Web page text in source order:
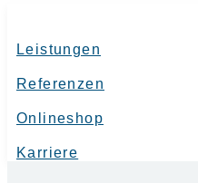
Leistungen
Referenzen
Onlineshop
Karriere